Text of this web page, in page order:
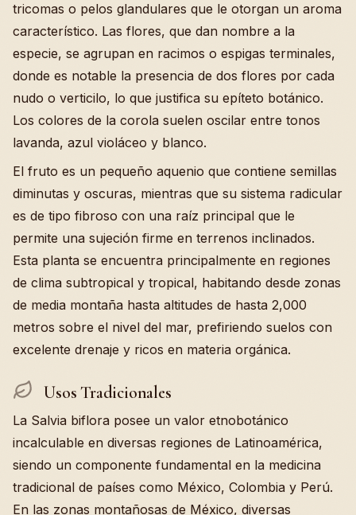
tricomas o pelos glandulares que le otorgan un aroma
característico. Las flores, que dan nombre a la
especie, se agrupan en racimos o espigas terminales,
donde es notable la presencia de dos flores por cada
nudo o verticilo, lo que justifica su epíteto botánico.
Los colores de la corola suelen oscilar entre tonos
lavanda, azul violáceo y blanco.
El fruto es un pequeño aquenio que contiene semillas
diminutas y oscuras, mientras que su sistema radicular
es de tipo fibroso con una raíz principal que le
permite una sujeción firme en terrenos inclinados.
Esta planta se encuentra principalmente en regiones
de clima subtropical y tropical, habitando desde zonas
de media montaña hasta altitudes de hasta 2,000
metros sobre el nivel del mar, prefiriendo suelos con
excelente drenaje y ricos en materia orgánica.
Usos Tradicionales
La Salvia biflora posee un valor etnobotánico
incalculable en diversas regiones de Latinoamérica,
siendo un componente fundamental en la medicina
tradicional de países como México, Colombia y Perú.
En las zonas montañosas de México, diversas